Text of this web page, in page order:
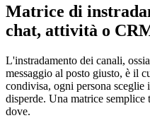
Matrice di
chat, attività o
L'instradamento dei canali,
messaggio al posto giusto, è il
condivisa, ogni persona
disperde. Una matrice
dove.